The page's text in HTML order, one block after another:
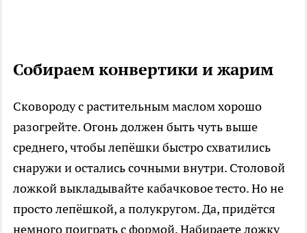
Собираем конвертики и жарим
Сковороду с растительным маслом хорошо
разогрейте. Огонь должен быть чуть выше
среднего, чтобы лепёшки быстро схватились
снаружи и остались сочными внутри. Столовой
ложкой выкладывайте кабачковое тесто. Но не
просто лепёшкой, а полукругом. Да, придётся
немного поиграть с формой. Набираете ложку